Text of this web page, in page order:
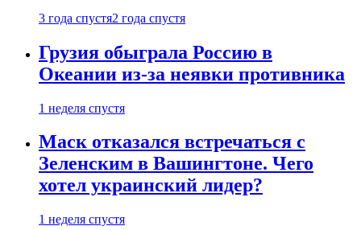
3 года спустя2 года спустя
Грузия обыграла Россию в
Океании из-за неявки противника
1 неделя спустя
Маск отказался встречаться с
Зеленским в Вашингтоне. Чего
хотел украинский лидер?
1 неделя спустя